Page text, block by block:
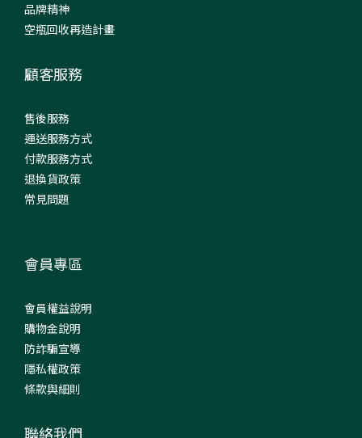
品牌精神
空瓶回收再造計畫
顧客服務
售後服務
運送服務方式
付款服務方式
退換貨政策
常見問題
會員專區
會員權益說明
購物金說明
防詐騙宣導
隱私權政策
條款與細則
聯絡我們